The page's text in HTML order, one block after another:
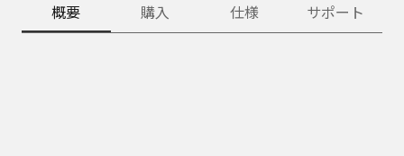
概要 購入 仕様 サポート